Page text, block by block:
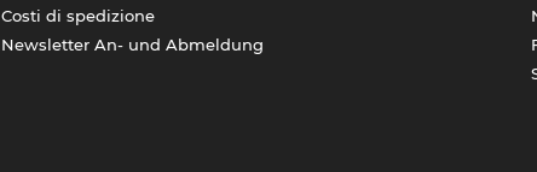
Costi di spedizione
Newsletter An- und Abmeldung